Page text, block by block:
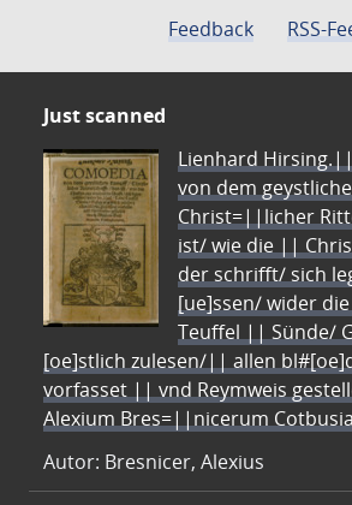
Feedback
RSS-
Just scanned
Lienhard
von dem
Christ=||licher
ist/ wie die ||
der schrifft/ sich
[ue]ssen/ wider
Teuffel || Sünde/
[oe]stlich zulesen/|| allen
vorfasset || vnd Reymweis
Alexium Bres=||nicerum
Autor: Bresnicer, Alexius